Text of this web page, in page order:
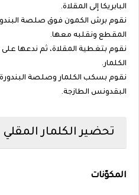
البابريكا إلى المقلاة.
نقوم برش الكمون فوق صلصة
المقطع ونقلبه معها.
نقوم بتغطية المقلاة، ثم ندعها
الكلمار.
نقوم بسكب الكلمار وصلصة البندورة
البقدونس الطازجة.
تحضير الكلمار المقلي
المكوّنات